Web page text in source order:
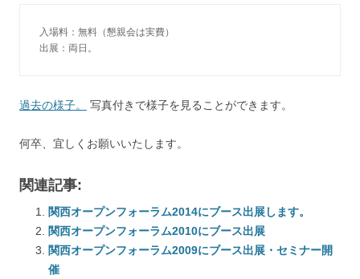
入場料：無料（懇親会は実費）
出展：両日。
過去の様子。 写真付きで様子を見ることができます。
何卒、宜しくお願いいたします。
関連記事:
関西オープンフォーラム2014にブース出展します。
関西オープンフォーラム2010にブース出展
関西オープンフォーラム2009にブース出展・セミナー開
催